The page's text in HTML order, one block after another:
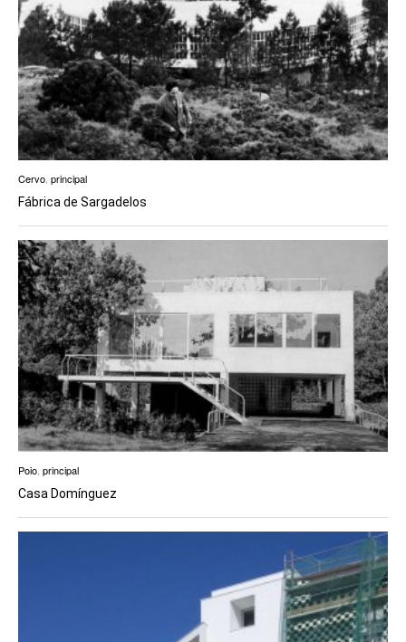
Cervo, principal
Fábrica de Sargadelos
Poio, principal
Casa Domínguez